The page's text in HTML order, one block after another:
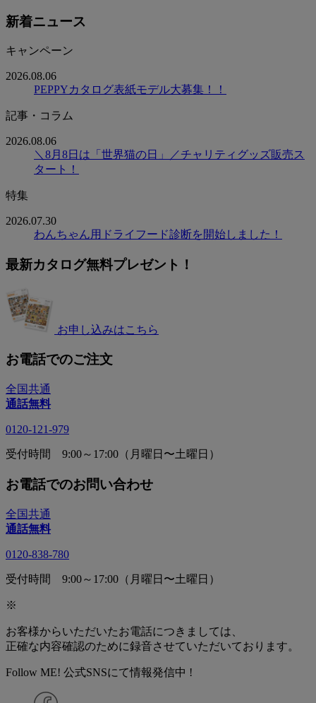
新着ニュース
キャンペーン
2026.08.06
PEPPYカタログ表紙モデル大募集！！
記事・コラム
2026.08.06
＼8月8日は「世界猫の日」／チャリティグッズ販売ス
タート！
特集
2026.07.30
わんちゃん用ドライフード診断を開始しました！
最新カタログ無料プレゼント！
お申し込みはこちら
お電話でのご注文
全国共通
通話無料
0120-121-979
受付時間 9:00～17:00（月曜日〜土曜日）
お電話でのお問い合わせ
全国共通
通話無料
0120-838-780
受付時間 9:00～17:00（月曜日〜土曜日）
※
お客様からいただいたお電話につきましては、
正確な内容確認のために録音させていただいております。
Follow ME! 公式SNSにて情報発信中 !